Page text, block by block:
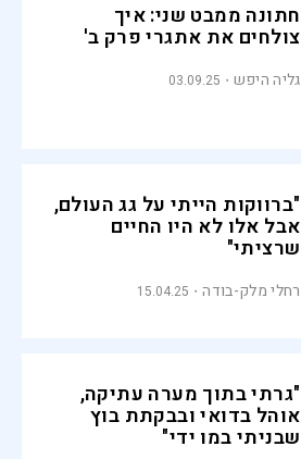
חתונה ממבט שני: איך
צולחים את אתגרי פרק ב'
גליה היפש 03.09.25
"ברווקות הייתי על גג העולם,
אבל אלו לא היו החיים
שרציתי"
רחלי מלק-בודה 15.04.25
"גרתי בתוך מערה עתיקה,
אוהל בדואי ובבקתת בוץ
שבניתי במו ידי"